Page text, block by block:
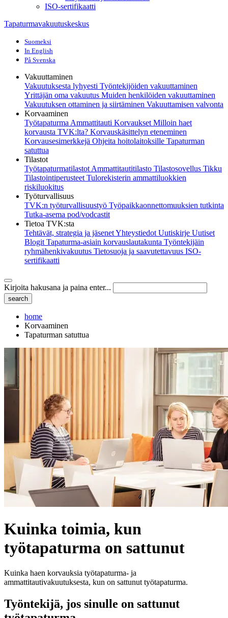
ISO-sertifikaatti
Tapaturmavakuutuskeskus
Suomeksi
In English
På Svenska
Vakuuttaminen
Vakuutuksesta lyhyesti Työntekijöiden vakuuttaminen
Yrittäjän oma vakuutus Muiden henkilöiden vakuuttaminen
Vakuutuksen ottaminen ja siirtäminen Vakuuttamisen valvonta
Korvaaminen
Työtapaturma Ammattitauti Korvaukset Milloin haet
korvausta TVK:lta? Korvauskäsittelyn eteneminen
Korvausesimerkkejä Ohjeita hoitolaitoksille Tapaturman
satuttua
Tilastot
Työtapaturmatilastot Ammattitautitilasto Tilastosovellus Tikku
Tilastointiperusteet Tulorekisterin ammattiluokkien
riskiluokitus
Työturvallisuus
TVK:n työturvallisuustyö Työpaikkaonnettomuuksien tutkinta
Tutka-asema pod/vodcastit
Tietoa TVK:sta
Tehtävät, strategia ja jäsenetYhteystiedot Uutiskirje Uutiset
Blogit Tapaturma-asiain korvauslautakunta Työntekijäin
ryhmähenkivakuutus Tietosuoja ja saavutettavuus ISO-
sertifikaatti
Kirjoita hakusana ja paina enter...
home
Korvaaminen
Tapaturman satuttua
Kuinka toimia, kun
työtapaturma on sattunut
Kuinka haen korvauksia työtapaturma- ja
ammattitautivakuutuksesta, kun on sattunut työtapaturma.
Työntekijä, jos sinulle on sattunut